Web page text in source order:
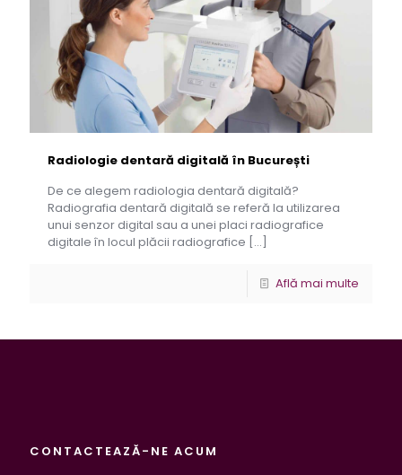
Radiologie dentară digitală în București
De ce alegem radiologia dentară digitală?
Radiografia dentară digitală se referă la utilizarea
unui senzor digital sau a unei placi radiografice
digitale în locul plăcii radiografice […]
Află mai multe
CONTACTEAZĂ-NE ACUM